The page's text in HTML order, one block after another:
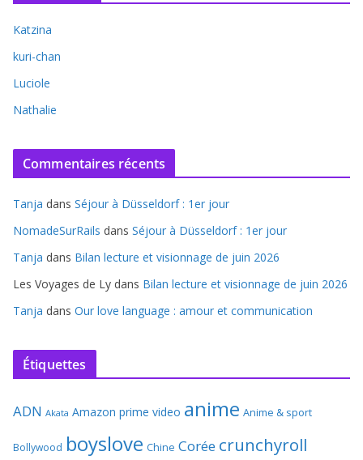
Katzina
kuri-chan
Luciole
Nathalie
Commentaires récents
Tanja dans Séjour à Düsseldorf : 1er jour
NomadeSurRails dans Séjour à Düsseldorf : 1er jour
Tanja dans Bilan lecture et visionnage de juin 2026
Les Voyages de Ly dans Bilan lecture et visionnage de juin 2026
Tanja dans Our love language : amour et communication
Étiquettes
ADN Akata Amazon prime video anime Anime & sport
Bollywood boyslove Chine Corée crunchyroll